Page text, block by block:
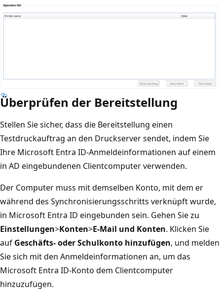
Überprüfen der Bereitstellung
Stellen Sie sicher, dass die Bereitstellung einen
Testdruckauftrag an den Druckserver sendet, indem Sie
Ihre Microsoft Entra ID-Anmeldeinformationen auf einem
in AD eingebundenen Clientcomputer verwenden.
Der Computer muss mit demselben Konto, mit dem er
während des Synchronisierungsschritts verknüpft wurde,
in Microsoft Entra ID eingebunden sein. Gehen Sie zu
Einstellungen>Konten>E-Mail und Konten. Klicken Sie
auf Geschäfts- oder Schulkonto hinzufügen, und melden
Sie sich mit den Anmeldeinformationen an, um das
Microsoft Entra ID-Konto dem Clientcomputer
hinzuzufügen.